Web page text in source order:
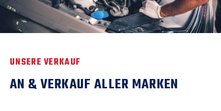
UNSERE VERKAUF
AN & VERKAUF ALLER MARKEN